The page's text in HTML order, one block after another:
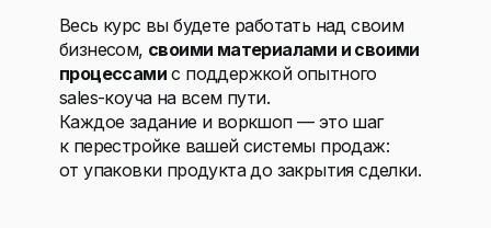
Весь курс вы будете работать над своим
бизнесом, своими материалами и своими
процессами с поддержкой опытного
sales-коуча на всем пути.
Каждое задание и воркшоп — это шаг
к перестройке вашей системы продаж:
от упаковки продукта до закрытия сделки.